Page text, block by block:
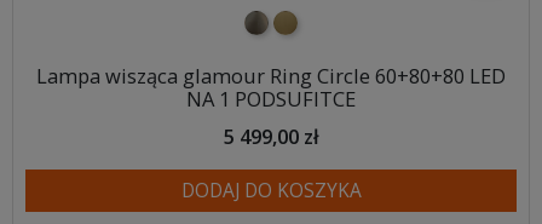
nikiel szczotkowany
mosiądz szczotkowany
Lampa wisząca glamour Ring Circle 60+80+80 LED
NA 1 PODSUFITCE
5 499,00 zł
DODAJ DO KOSZYKA